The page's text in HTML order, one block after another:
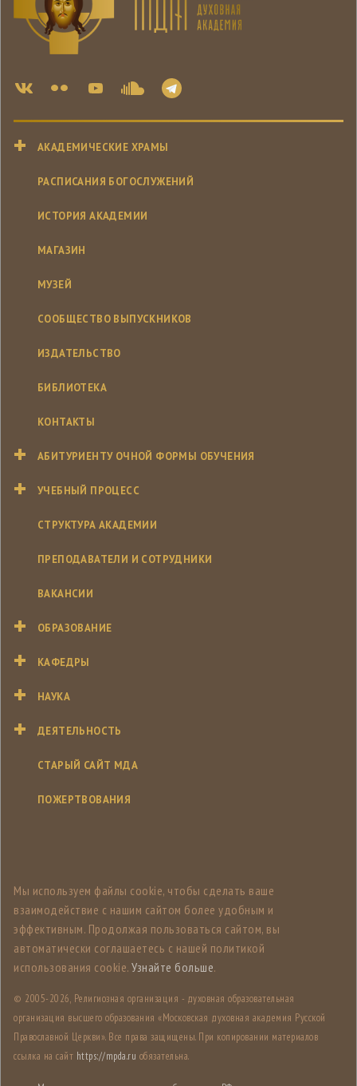
АКАДЕМИЧЕСКИЕ ХРАМЫ
РАСПИСАНИЯ БОГОСЛУЖЕНИЙ
ИСТОРИЯ АКАДЕМИИ
МАГАЗИН
МУЗЕЙ
СООБЩЕСТВО ВЫПУСКНИКОВ
ИЗДАТЕЛЬСТВО
БИБЛИОТЕКА
КОНТАКТЫ
АБИТУРИЕНТУ ОЧНОЙ ФОРМЫ ОБУЧЕНИЯ
УЧЕБНЫЙ ПРОЦЕСС
СТРУКТУРА АКАДЕМИИ
ПРЕПОДАВАТЕЛИ И СОТРУДНИКИ
ВАКАНСИИ
ОБРАЗОВАНИЕ
КАФЕДРЫ
НАУКА
ДЕЯТЕЛЬНОСТЬ
СТАРЫЙ САЙТ МДА
ПОЖЕРТВОВАНИЯ
Мы используем файлы cookie, чтобы сделать ваше
взаимодействие с нашим сайтом более удобным и
эффективным. Продолжая пользоваться сайтом, вы
автоматически соглашаетесь с нашей политикой
использования cookie. Узнайте больше.
© 2005-2026, Религиозная организация - духовная образовательная
организация высшего образования «Московская духовная академия Русской
Православной Церкви». Все права защищены. При копировании материалов
ссылка на сайт https://mpda.ru обязательна.